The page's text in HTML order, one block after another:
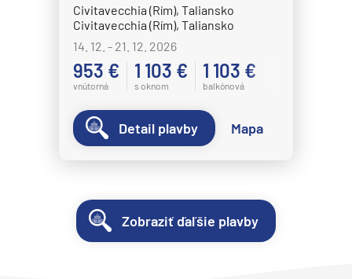
Civitavecchia (Rím), Taliansko
Civitavecchia (Rím), Taliansko
14. 12. - 21. 12. 2026
953 €
vnútorná
1 103 €
s oknom
1 103 €
balkónová
Detail plavby Mapa
Zobraziť ďaľšie plavby